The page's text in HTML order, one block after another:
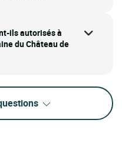
ils autorisés à
du Château de